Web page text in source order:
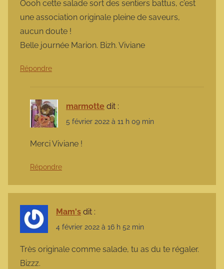
Oooh cette salade sort des sentiers battus, c’est
une association originale pleine de saveurs,
aucun doute !
Belle journée Marion. Bizh. Viviane
Répondre
marmotte dit :
5 février 2022 à 11 h 09 min
Merci Viviane !
Répondre
Mam's dit :
4 février 2022 à 16 h 52 min
Très originale comme salade, tu as du te régaler.
Bizzz.